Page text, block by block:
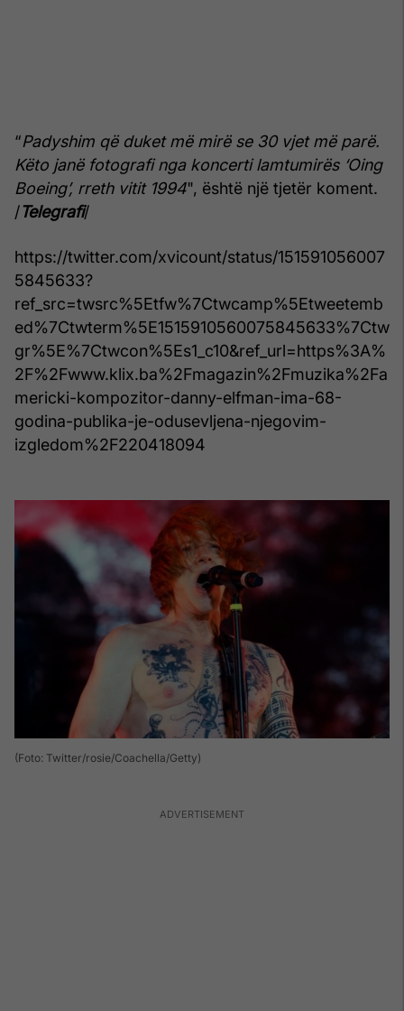
“Padyshim që duket më mirë se 30 vjet më parë.
Këto janë fotografi nga koncerti lamtumirës ‘Oing
Boeing’, rreth vitit 1994", është një tjetër koment.
/Telegrafi/
https://twitter.com/xvicount/status/151591056007
5845633?
ref_src=twsrc%5Etfw%7Ctwcamp%5Etweetemb
ed%7Ctwterm%5E1515910560075845633%7Ctw
gr%5E%7Ctwcon%5Es1_c10&ref_url=https%3A%
2F%2Fwww.klix.ba%2Fmagazin%2Fmuzika%2Fa
mericki-kompozitor-danny-elfman-ima-68-
godina-publika-je-odusevljena-njegovim-
izgledom%2F220418094
(Foto: Twitter/rosie/Coachella/Getty)